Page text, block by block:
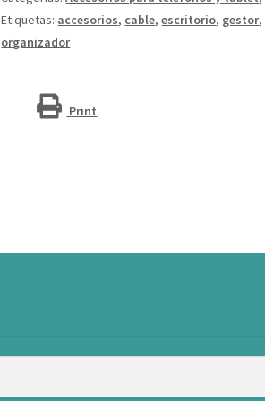
cantidad
Etiquetas: accesorios, cable,escritorio, gestor,
organizador
Print